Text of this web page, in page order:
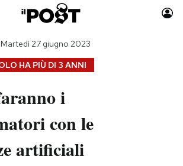
Auto
Consumismi
Storie/Idee
HA PIÙ DI 3 ANNI
Martedì 27 giugno 2023
i
con le
artificiali